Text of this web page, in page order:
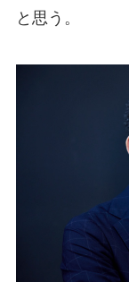
と思う。